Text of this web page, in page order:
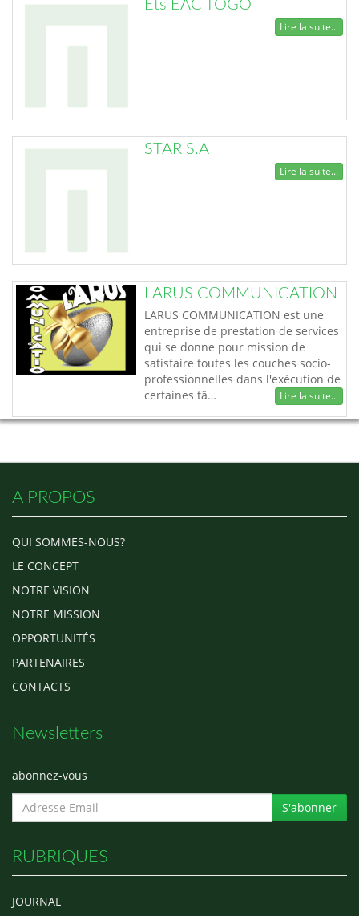
Ets EAC TOGO
Lire la suite...
STAR S.A
Lire la suite...
LARUS COMMUNICATION
LARUS COMMUNICATION est une
entreprise de prestation de services
qui se donne pour mission de
satisfaire toutes les couches socio-
professionnelles dans l'exécution de
certaines tâ…
Lire la suite...
A PROPOS
QUI SOMMES-NOUS?
LE CONCEPT
NOTRE VISION
NOTRE MISSION
OPPORTUNITÉS
PARTENAIRES
CONTACTS
Newsletters
abonnez-vous
S'abonner
RUBRIQUES
JOURNAL